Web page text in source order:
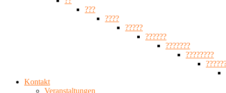
???
????
?????
??????
???????
????????
Kontakt
Veranstaltungen